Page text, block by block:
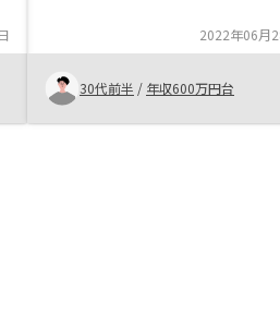
容範囲内であった為、購入した
約時の手続きもしっかりとサポ
してくれた。担当営業の方が非常
信頼出来る方だったので、満足し
いる。
2022年06月
30代前半 / 年収600万円台